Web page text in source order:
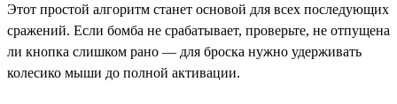
Этот простой алгоритм станет основой для всех последующих
сражений. Если бомба не срабатывает, проверьте, не отпущена
ли кнопка слишком рано — для броска нужно удерживать
колесико мыши до полной активации.